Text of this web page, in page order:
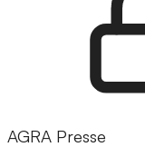
AGRA Presse